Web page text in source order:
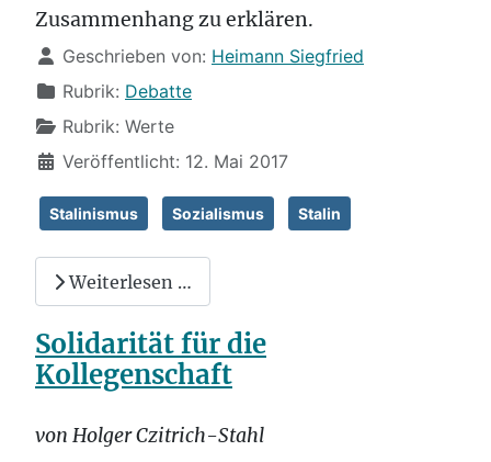
Zusammenhang zu erklären.
DetailsGeschrieben von: Heimann Siegfried
Rubrik: Debatte
Rubrik: Werte
Veröffentlicht: 12. Mai 2017
Stalinismus Sozialismus Stalin
Weiterlesen …
Solidarität für die
Kollegenschaft
von Holger Czitrich-Stahl